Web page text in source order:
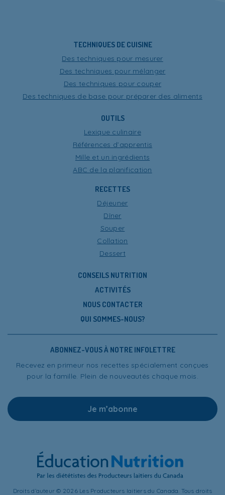
TECHNIQUES DE CUISINE
Des techniques pour mesurer
Des techniques pour mélanger
Des techniques pour couper
Des techniques de base pour préparer des aliments
OUTILS
Lexique culinaire
Références d’apprentis
Mille et un ingrédients
ABC de la planification
RECETTES
Déjeuner
Dîner
Souper
Collation
Dessert
CONSEILS NUTRITION
ACTIVITÉS
NOUS CONTACTER
QUI SOMMES-NOUS?
ABONNEZ-VOUS À NOTRE INFOLETTRE
Recevez en primeur nos recettes spécialement conçues
pour la famille. Plein de nouveautés chaque mois.
Je m’abonne
Droits d’auteur © 2026 Les Producteurs laitiers du Canada. Tous droits